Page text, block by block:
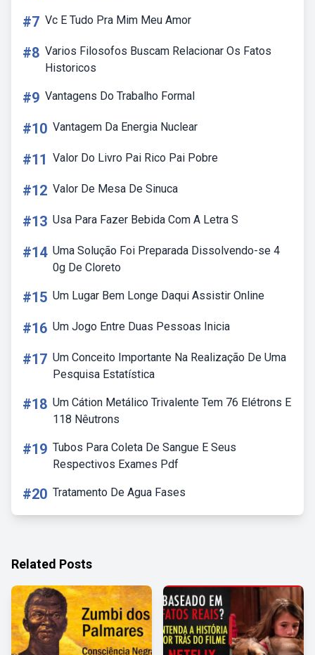
#7 Vc E Tudo Pra Mim Meu Amor
#8 Varios Filosofos Buscam Relacionar Os Fatos
Historicos
#9 Vantagens Do Trabalho Formal
#10 Vantagem Da Energia Nuclear
#11 Valor Do Livro Pai Rico Pai Pobre
#12 Valor De Mesa De Sinuca
#13 Usa Para Fazer Bebida Com A Letra S
#14 Uma Solução Foi Preparada Dissolvendo-se 4
0g De Cloreto
#15 Um Lugar Bem Longe Daqui Assistir Online
#16 Um Jogo Entre Duas Pessoas Inicia
#17 Um Conceito Importante Na Realização De Uma
Pesquisa Estatística
#18 Um Cátion Metálico Trivalente Tem 76 Elétrons E
118 Nêutrons
#19 Tubos Para Coleta De Sangue E Seus
Respectivos Exames Pdf
#20 Tratamento De Agua Fases
Related Posts